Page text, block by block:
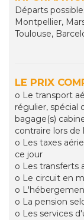
Départs
Montpellier,
Toulouse,
LE PRIX
o Le transport
régulier, spécial
bagage(s)
contraire lors de
o Les taxes
ce jour
o Les transferts
o Le circuit en
o
o La pension
o Les services